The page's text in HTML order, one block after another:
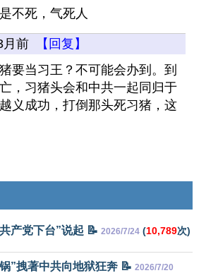
不死，气死人
月前
【回复】
要当习王？不可能会办到。到
，习猪头会和中共一起同归于
义成功，打倒那头死习猪，这
产党下台”说起 📝 2026/7/24 (10,789次)
”拽著中共向地狱狂奔 📝 2026/7/20